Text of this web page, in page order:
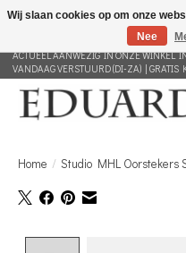
GRATIS VERZENDING NEDERLAND
ACTUEEL AANWEZIG IN ONZE WINKEL
VANDAAG VERSTUURD (DI-ZA) | GRATIS
Home / Studio MHL Oorstekers
Wij slaan cookies op om onze
Nee